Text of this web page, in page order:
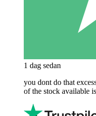
1 dag sedan
you dont do that
of the stock available